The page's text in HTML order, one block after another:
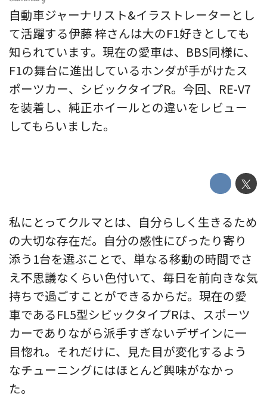
自動車ジャーナリスト&イラストレーターとし
て活躍する伊藤 梓さんは大のF1好きとしても
知られています。現在の愛車は、BBS同様に、
F1の舞台に進出しているホンダが手がけたス
ポーツカー、シビックタイプR。今回、RE-V7
を装着し、純正ホイールとの違いをレビュー
してもらいました。
私にとってクルマとは、自分らしく生きるため
の大切な存在だ。自分の感性にぴったり寄り
添う1台を選ぶことで、単なる移動の時間でさ
え不思議なくらい色付いて、毎日を前向きな気
持ちで過ごすことができるからだ。現在の愛
車であるFL5型シビックタイプRは、スポーツ
カーでありながら派手すぎないデザインに一
目惚れ。それだけに、見た目が変化するよう
なチューニングにはほとんど興味がなかっ
た。